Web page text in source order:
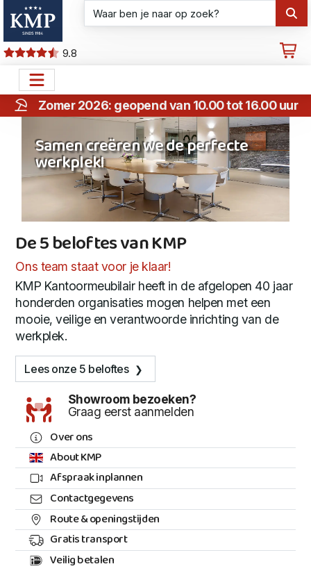
9.8
Zomer 2026: geopend van 10.00 tot 16.00 uur
Samen creëren we de perfecte
werkplek!
De 5 beloftes van KMP
De 5 beloftes van KMP
Ons team staat voor je klaar!
KMP Kantoormeubilair heeft in de afgelopen 40 jaar
honderden organisaties mogen helpen met een
mooie, veilige en verantwoorde inrichting van de
werkplek.
Lees onze 5 beloftes
Showroom bezoeken?
Graag eerst aanmelden
Over ons
About KMP
Afspraak inplannen
Contactgegevens
Route & openingstijden
Gratis transport
Veilig betalen